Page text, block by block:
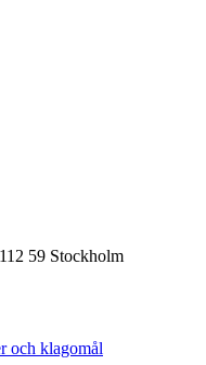
112 59 Stockholm
och klagomål